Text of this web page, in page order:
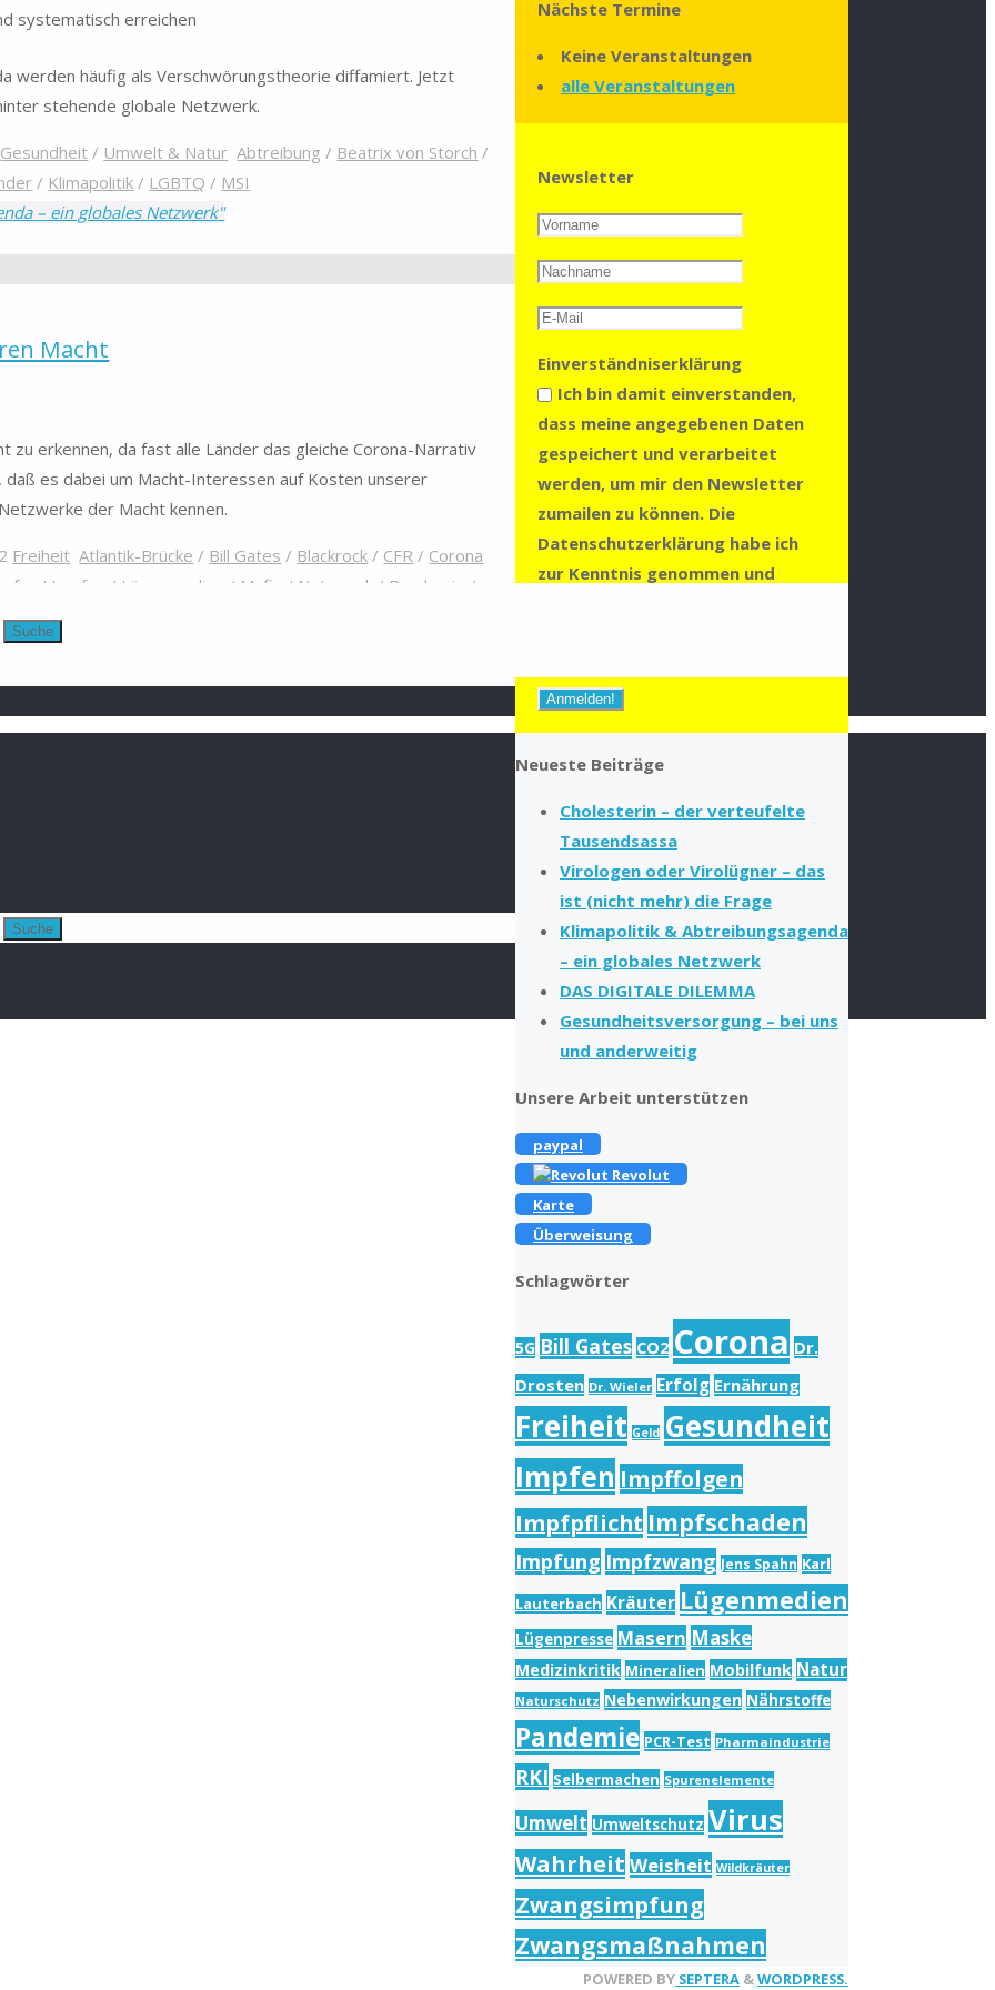
systematisch erreichen
Suche
werden häufig als Verschwörungstheorie diffamiert. Jetzt
stehende globale Netzwerk.
Gesundheit / Umwelt & Natur Abtreibung / Beatrix von Storch /
/ Klimapolitik / LGBTQ / MSI
– ein globales Netzwerk"
Macht
zu erkennen, da fast alle Länder das gleiche Corona-Narrativ
daß es dabei um Macht-Interessen auf Kosten unserer
der Macht kennen.
Freiheit Atlantik-Brücke / Bill Gates / Blackrock / CFR / Corona
/ Impfen / Lügenmedien / Mafia / Netzwerk / Pandemie
/
/Seehofer
Macht"
Nächste Termine
Keine Veranstaltungen
alle Veranstaltungen
Newsletter
Einverständniserklärung
Ich bin damit einverstanden,
dass meine angegebenen Daten
gespeichert und verarbeitet
werden, um mir den Newsletter
zumailen zu können. Die
Datenschutzerklärung habe ich
zur Kenntnis genommen und
Neueste Beiträge
Cholesterin – der verteufelte
Tausendsassa
Virologen oder Virolügner – das
ist (nicht mehr) die Frage
Klimapolitik & Abtreibungsagenda
– ein globales Netzwerk
DAS DIGITALE DILEMMA
Gesundheitsversorgung – bei uns
und anderweitig
Unsere Arbeit unterstützen
paypal
Revolut
Karte
Überweisung
Schlagwörter
5G Bill Gates CO2 Corona Dr.
Drosten Dr. Wieler Erfolg Ernährung
Freiheit Geld Gesundheit
Impfen Impffolgen
Impfpflicht Impfschaden
Impfung Impfzwang Jens Spahn Karl
Lauterbach Kräuter Lügenmedien
Lügenpresse Masern Maske
Medizinkritik Mineralien Mobilfunk Natur
Naturschutz Nebenwirkungen Nährstoffe
Pandemie PCR-Test Pharmaindustrie
RKI Selbermachen Spurenelemente
Umwelt Umweltschutz Virus
Wahrheit Weisheit Wildkräuter
Zwangsimpfung
Zwangsmaßnahmen
Suche
POWERED BY SEPTERA &WORDPRESS.